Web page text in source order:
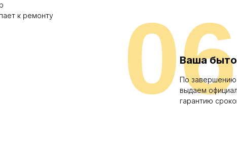
к ремонту
Ваша
По
выдаем
гарантию
06